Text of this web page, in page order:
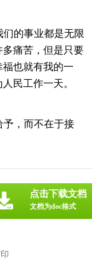
的事业都是无限
痛苦，但是只要
也就有我的一
民工作一天。
予，而不在于接
点击下载文档
文档为doc格式